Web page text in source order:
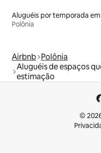
Polônia
Airbnb Polônia
Aluguéis de espaços
estimação
©